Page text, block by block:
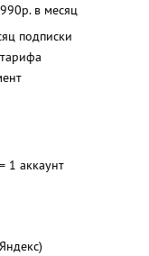
в месяц
подписки
1 аккаунт